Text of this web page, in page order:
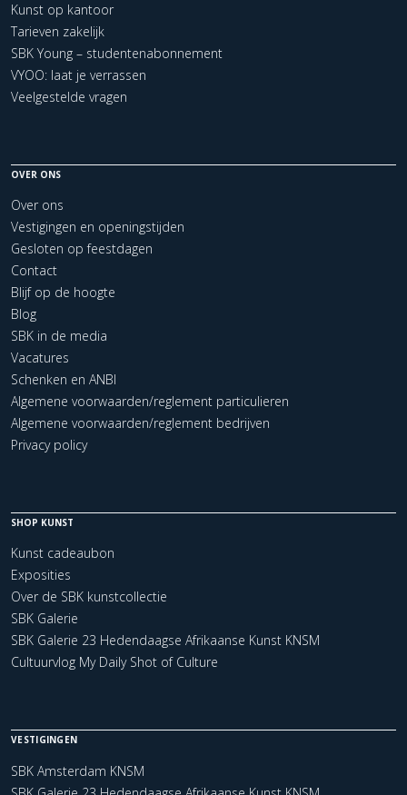
Kunst op kantoor
Tarieven zakelijk
SBK Young – studentenabonnement
VYOO: laat je verrassen
Veelgestelde vragen
OVER ONS
Over ons
Vestigingen en openingstijden
Gesloten op feestdagen
Contact
Blijf op de hoogte
Blog
SBK in de media
Vacatures
Schenken en ANBI
Algemene voorwaarden/reglement particulieren
Algemene voorwaarden/reglement bedrijven
Privacy policy
SHOP KUNST
Kunst cadeaubon
Exposities
Over de SBK kunstcollectie
SBK Galerie
SBK Galerie 23 Hedendaagse Afrikaanse Kunst KNSM
Cultuurvlog My Daily Shot of Culture
VESTIGINGEN
SBK Amsterdam KNSM